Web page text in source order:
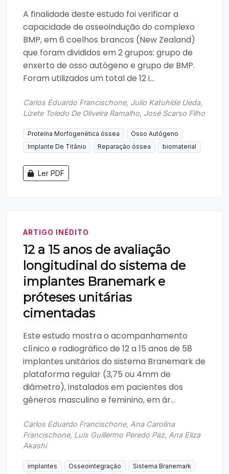
A finalidade deste estudo foi verificar a
capacidade de osseoindução do complexo
BMP, em 6 coelhos brancos (New Zealand)
que foram divididos em 2 grupos: grupo de
enxerto de osso autógeno e grupo de BMP.
Foram utilizados um total de 12 i...
Carlos Eduardo Francischone, Julio Katuhide Ueda,
Lizete Toledo De Oliveira Ramalho, José Scarso Filho
Proteína Morfogenética óssea
Osso Autógeno
Implante De Titânio
Reparação óssea biomaterial
Ler PDF
ARTIGO INÉDITO
12 a 15 anos de avaliação
longitudinal do sistema de
implantes Branemark e
próteses unitárias
cimentadas
Este estudo mostra o acompanhamento
clínico e radiográfico de 12 a 15 anos de 58
implantes unitários do sistema Branemark de
plataforma regular (3,75 ou 4mm de
diâmetro), instalados em pacientes dos
gêneros masculino e feminino, em ár...
Carlos Eduardo Francischone, Ana Carolina
Francischone, Luis Guillermo Peredo Paz, Ana Eliza
Akashi
implantes Osseointegração
Sistema Branemark